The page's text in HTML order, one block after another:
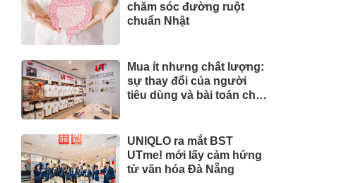
chăm sóc đường ruột
chuẩn Nhật
Mua ít nhưng chất lượng:
sự thay đổi của người
tiêu dùng và bài toán cho
UNIQLO ra mắt BST
UTme! mới lấy cảm hứng
từ văn hóa Đà Nẵng